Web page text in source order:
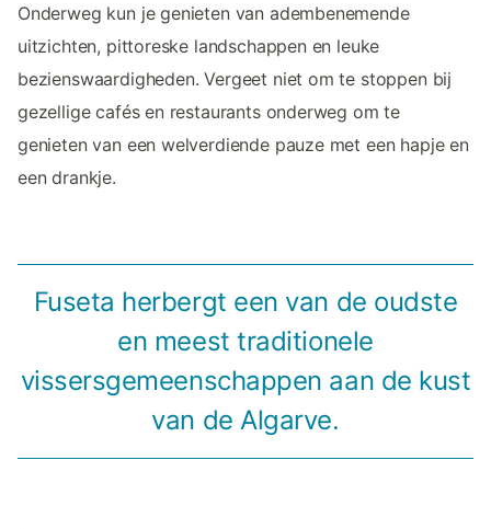
Onderweg kun je genieten van adembenemende
uitzichten, pittoreske landschappen en leuke
bezienswaardigheden. Vergeet niet om te stoppen bij
gezellige cafés en restaurants onderweg om te
genieten van een welverdiende pauze met een hapje en
een drankje.
Fuseta herbergt een van de oudste
en meest traditionele
vissersgemeenschappen aan de kust
van de Algarve.